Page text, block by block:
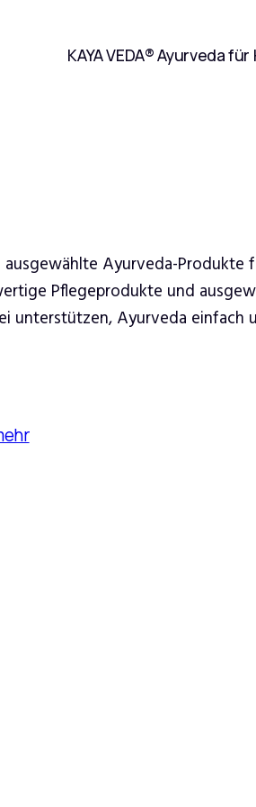
KAYA VEDA® Ayurveda
Ayurveda-Produkte
Pflegeprodukte und
unterstützen, Ayurveda